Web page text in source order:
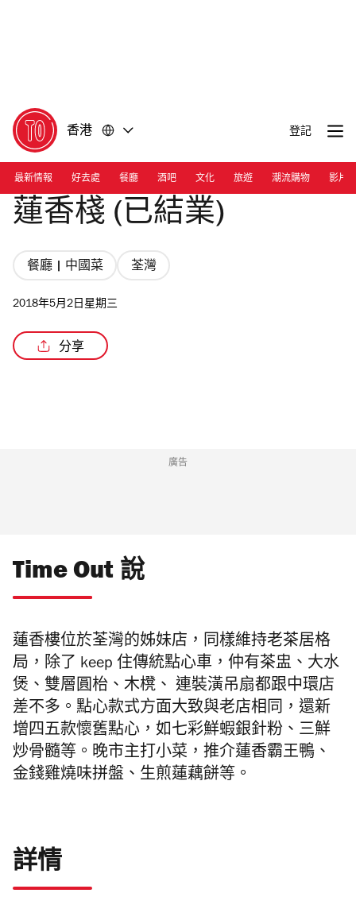
香港 登記
最新情報 好去處 餐廳 酒吧 文化 旅遊 潮流購物 影片
蓮香棧 (已結業)
餐廳 | 中國菜 荃灣
2018年5月2日星期三
分享
廣告
Time Out 說
蓮香樓位於荃灣的姊妹店，同樣維持老茶居格
局，除了 keep 住傳統點心車，仲有茶盅、大水
煲、雙層圓枱、木櫈、 連裝潢吊扇都跟中環店
差不多。點心款式方面大致與老店相同，還新
增四五款懷舊點心，如七彩鮮蝦銀針粉、三鮮
炒骨髓等。晚市主打小菜，推介蓮香霸王鴨、
金錢雞燒味拼盤、生煎蓮藕餅等。
詳情